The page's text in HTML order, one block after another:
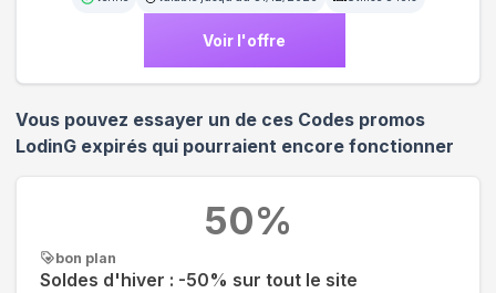
Voir l'offre
Vous pouvez essayer un de ces Codes promos
LodinG expirés qui pourraient encore fonctionner
bon plan
Soldes d'hiver : -50% sur tout le site
50%